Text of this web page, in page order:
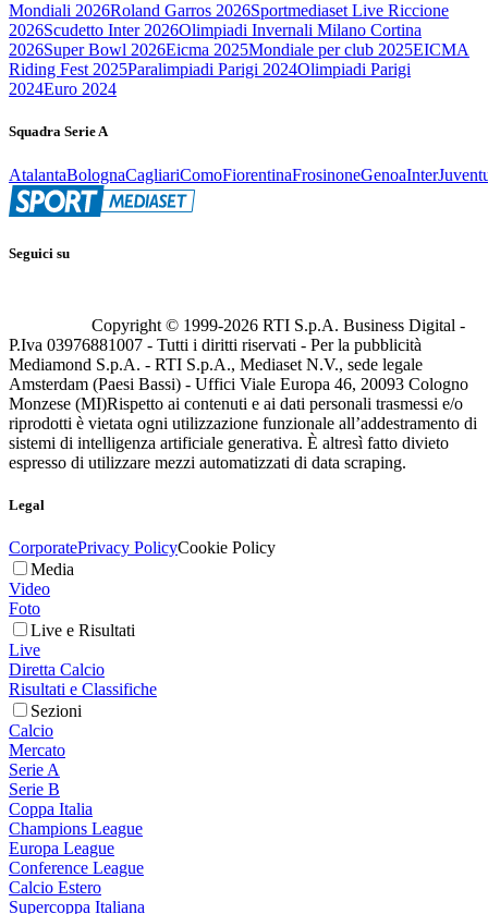
Mondiali 2026Roland Garros 2026Sportmediaset Live Riccione
2026Scudetto Inter 2026Olimpiadi Invernali Milano Cortina
2026Super Bowl 2026Eicma 2025Mondiale per club 2025EICMA
Riding Fest 2025Paralimpiadi Parigi 2024Olimpiadi Parigi
2024Euro 2024
Squadra Serie A
AtalantaBolognaCagliariComoFiorentinaFrosinoneGenoaInter
Seguici su
Copyright © 1999-2026 RTI S.p.A. Business Digital -
P.Iva 03976881007 - Tutti i diritti riservati - Per la pubblicità
Mediamond S.p.A. - RTI S.p.A., Mediaset N.V., sede legale
Amsterdam (Paesi Bassi) - Uffici Viale Europa 46, 20093 Cologno
Monzese (MI)Rispetto ai contenuti e ai dati personali trasmessi e/o
riprodotti è vietata ogni utilizzazione funzionale all’addestramento di
sistemi di intelligenza artificiale generativa. È altresì fatto divieto
espresso di utilizzare mezzi automatizzati di data scraping.
Legal
CorporatePrivacy PolicyCookie Policy
Media
Video
Foto
Live e Risultati
Live
Diretta Calcio
Risultati e Classifiche
Sezioni
Calcio
Mercato
Serie A
Serie B
Coppa Italia
Champions League
Europa League
Conference League
Calcio Estero
Supercoppa Italiana